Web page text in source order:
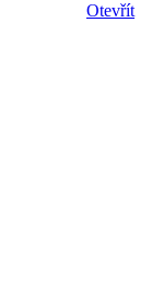
Otevřít